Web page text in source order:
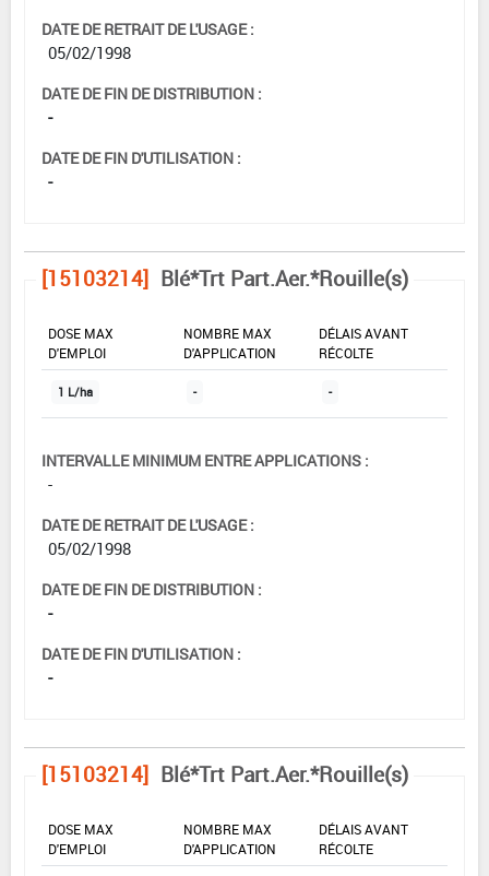
DATE DE RETRAIT DE L'USAGE :
05/02/1998
DATE DE FIN DE DISTRIBUTION :
-
DATE DE FIN D'UTILISATION :
-
[15103214] Blé*Trt Part.Aer.*Rouille(s)
DOSE MAX
D'EMPLOI
NOMBRE MAX
D'APPLICATION
DÉLAIS AVANT
RÉCOLTE
1 L/ha - -
INTERVALLE MINIMUM ENTRE APPLICATIONS :
-
DATE DE RETRAIT DE L'USAGE :
05/02/1998
DATE DE FIN DE DISTRIBUTION :
-
DATE DE FIN D'UTILISATION :
-
[15103214] Blé*Trt Part.Aer.*Rouille(s)
DOSE MAX
D'EMPLOI
NOMBRE MAX
D'APPLICATION
DÉLAIS AVANT
RÉCOLTE